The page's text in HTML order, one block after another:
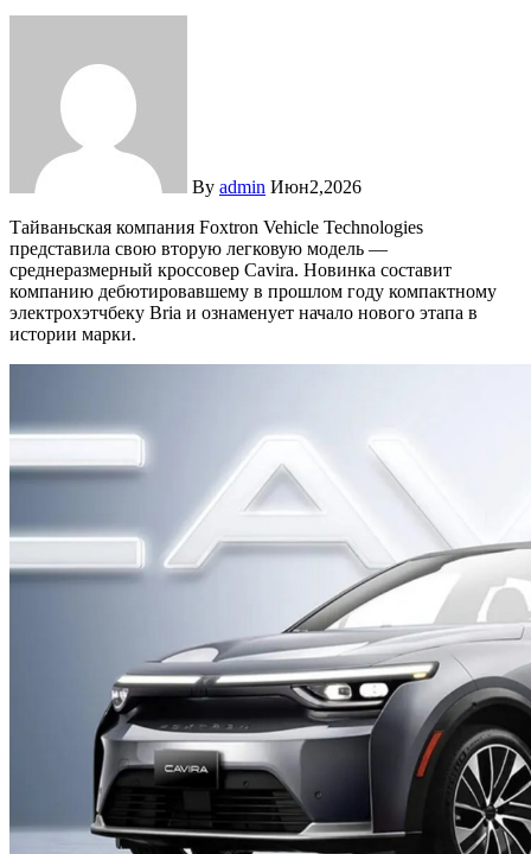
By admin Июн2,2026
Тайваньская компания Foxtron Vehicle Technologies
представила свою вторую легковую модель —
среднеразмерный кроссовер Cavira. Новинка составит
компанию дебютировавшему в прошлом году компактному
электрохэтчбеку Bria и ознаменует начало нового этапа в
истории марки.